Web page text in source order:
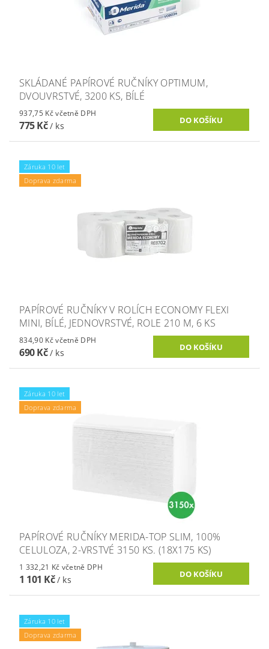
SKLÁDANÉ PAPÍROVÉ RUČNÍKY OPTIMUM,
DVOUVRSTVÉ, 3200 KS, BÍLÉ
937,75 Kč včetně DPH
775 Kč/ ks
Záruka 10 let
Doprava zdarma
PAPÍROVÉ RUČNÍKY V ROLÍCH ECONOMY FLEXI
MINI, BÍLÉ, JEDNOVRSTVÉ, ROLE 210 M, 6 KS
834,90 Kč včetně DPH
690 Kč/ ks
Záruka 10 let
Doprava zdarma
PAPÍROVÉ RUČNÍKY MERIDA-TOP SLIM, 100%
CELULOZA, 2-VRSTVÉ 3150 KS. (18X175 KS)
1 332,21 Kč včetně DPH
1 101 Kč/ ks
Záruka 10 let
Doprava zdarma